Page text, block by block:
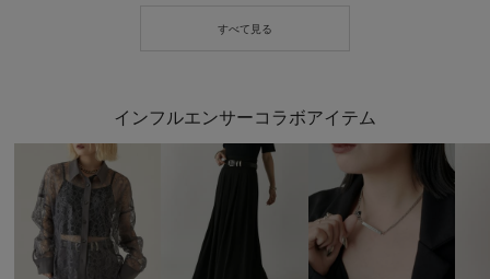
インフルエンサーコラボアイテム